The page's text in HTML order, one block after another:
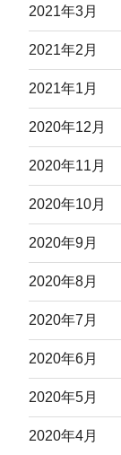
2021年3月
2021年2月
2021年1月
2020年12月
2020年11月
2020年10月
2020年9月
2020年8月
2020年7月
2020年6月
2020年5月
2020年4月